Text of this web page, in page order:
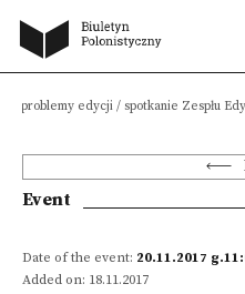
i problemy edycji / spotkanie Zespłu
Event
Date of the event: 20.11.2017
Added on: 18.11.2017